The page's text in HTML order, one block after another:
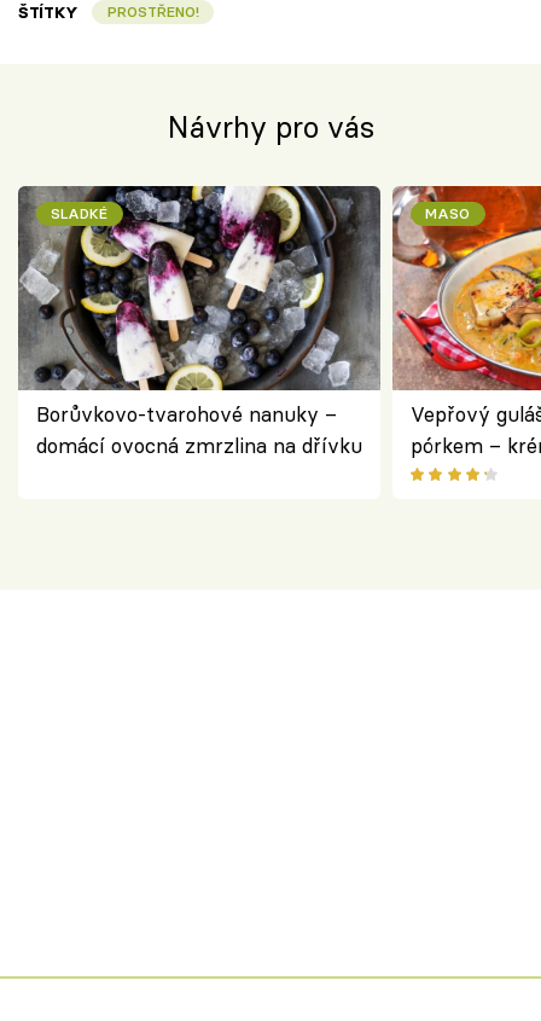
ŠTÍTKY PROSTŘENO!
Návrhy pro vás
SLADKÉ
Borůvkovo-tvarohové nanuky –
domácí ovocná zmrzlina na dřívku
MASO
Vepřový
pórkem –
pokrm z